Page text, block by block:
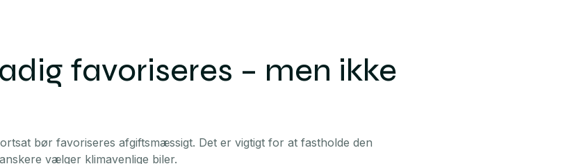
favoriseres – men ikke
bør favoriseres afgiftsmæssigt. Det er vigtigt for at fastholde den
vælger klimavenlige biler.